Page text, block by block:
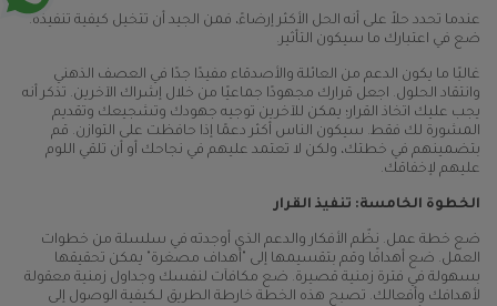
عندما تحدد حلاً على أنه الحل الأكثر إرضاءً، فمن الجيد أن تتخيل كيفية تنفيذه.
ضع في اعتبارك ما سيكون التأثير.
غالبًا ما يكون الدعم من العائلة والأصدقاء مفيدًا جدًا في العصف الذهني
وانتقاد الحلول. اجعل قرارك مجهودًا جماعيًا من خلال إشراك الآخرين. تذكر أنه
يجب عليك اتخاذ القرار؛ يمكن للآخرين توجيه جهودك وتشجيعك وتقديم
المشورة لك فقط. سيكون الناس أكثر دعمًا إذا حافظت على التوازن. قم
بتضمينهم في خطتك، ولكن لا تعتمد عليهم في نجاحك أو أن تلقي اللوم
عليهم لإخفاقك.
الخطوة الخامسة: تنفيذ القرار
ضع خطة عمل. نظّم الأفكار والدعم الذي أوجدته في سلسلة من خطوات
العمل. ضع أهدافًا وقم بتقسيمها إلى "أهداف مصغرة" يمكن تحقيقها
بسهولة في فترة زمنية قصيرة. ضع مكافآت لنفسك وجداول زمنية معقولة
لأهدافك وأفعالك. تصبح هذه الخطة خارطة الطريق لـكيفية الوصول إلى